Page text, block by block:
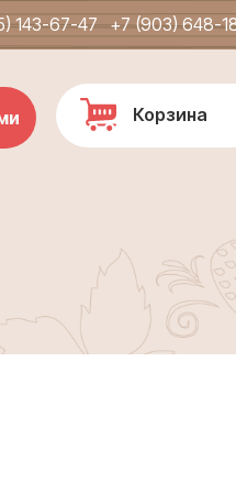
143-67-47 +7 (903) 648-
Корзина